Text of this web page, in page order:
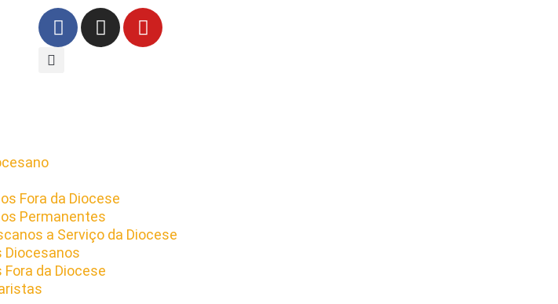
Fora da Diocese
Permanentes
a Serviço da Diocese
Diocesanos
Fora da Diocese